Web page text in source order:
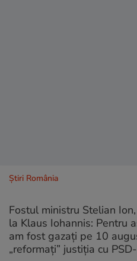
Știri România
Fostul ministru Stelian
la Klaus Iohannis: Pentru
am fost gazați pe 10
„reformați” justiția cu